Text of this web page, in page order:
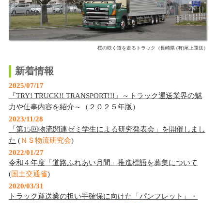
桜の咲く道を走るトラック（長崎県 (有)尾上運送）
新着情報
2025/07/17
『TRY! TRUCK!! TRANSPORT!!!』～トラック運送業界の魅
力や仕事内容を紹介～（２０２５年版）
2023/11/28
「第15回物流関連ゼミ学生による研究発表会」を開催しまし
た (ＮＳ物流研究会)
2022/01/27
令和４年度「道路ふれあい月間」推進標語を募集について
(国土交通省)
2020/03/31
トラック運送業の担い手確保に向けた「パンフレット」・